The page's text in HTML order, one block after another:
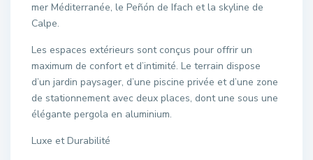
mer Méditerranée, le Peñón de Ifach et la skyline de
Calpe.
Les espaces extérieurs sont conçus pour offrir un
maximum de confort et d’intimité. Le terrain dispose
d’un jardin paysager, d’une piscine privée et d’une zone
de stationnement avec deux places, dont une sous une
élégante pergola en aluminium.
Luxe et Durabilité